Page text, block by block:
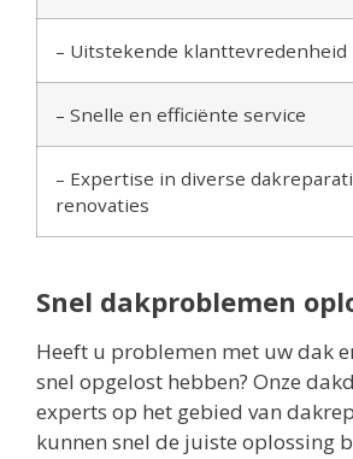
– Uitstekende klanttevredenheid
– Snelle en efficiënte service
– Expertise in diverse
renovaties
Snel dakproblemen
Heeft u problemen met uw dak
snel opgelost hebben? Onze
experts op het gebied van
kunnen snel de juiste oplossing